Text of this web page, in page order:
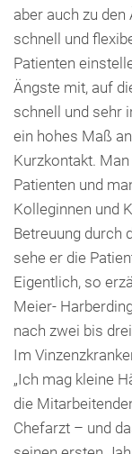
aber auch zu
schnell und
Patienten
Ängste mit, auf
schnell und sehr
ein hohes Maß
Kurzkontakt.
Patienten und
Kolleginnen und
Betreuung durch
sehe er die
Eigentlich, so
Meier-
nach zwei bis
Im
„Ich mag kleine
die
Chefarzt – und